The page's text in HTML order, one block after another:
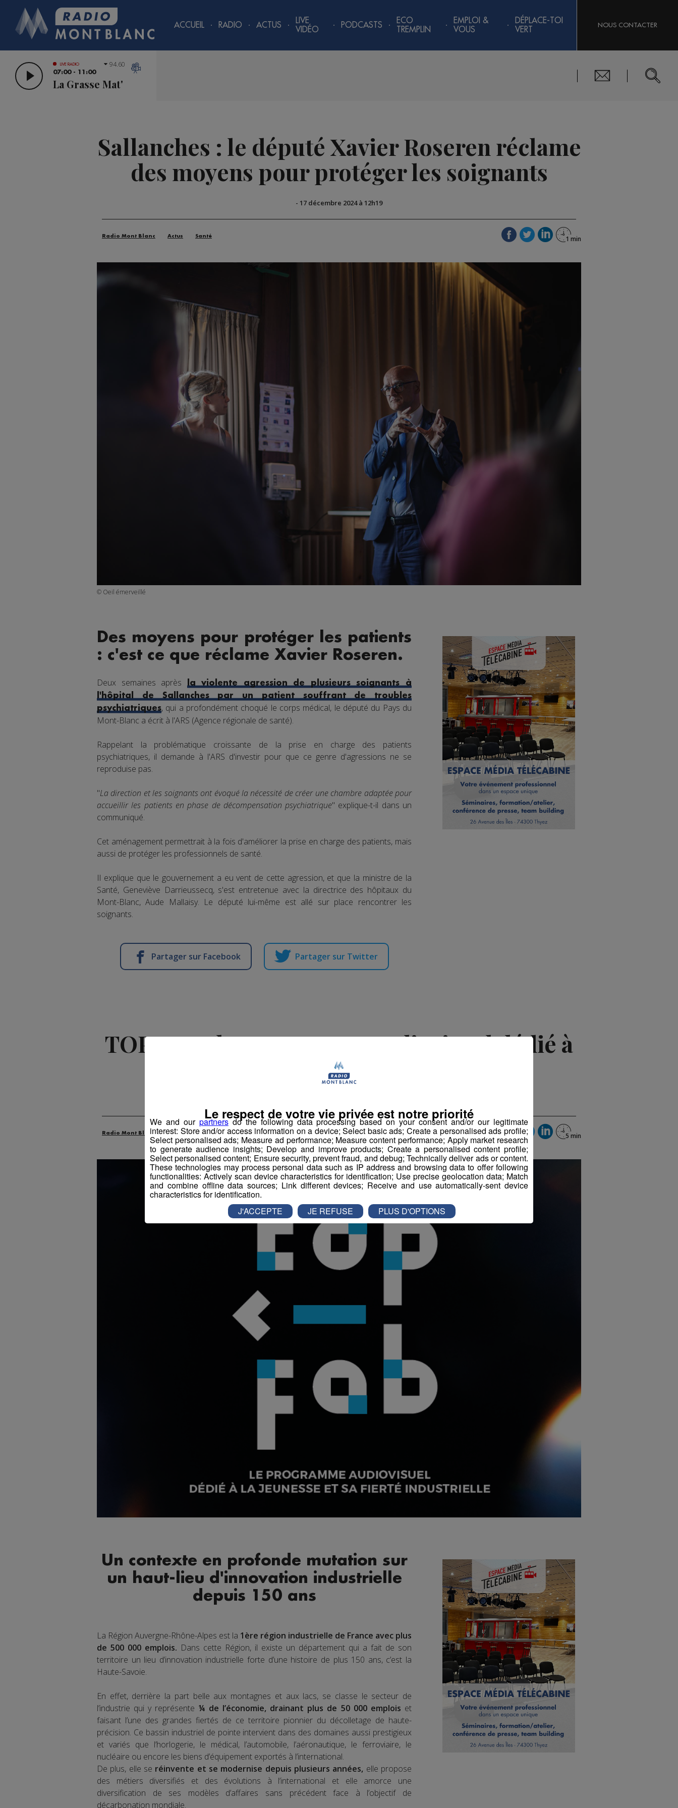
ACCUEIL RADIO ACTUS
LIVE
VIDÉO
PODCASTS
ECO
TREMPLIN
EMPLOI &
VOUS
DÉPLACE-TOI
VERT
NOUS CONTACTER
LIVE RADIO
07:00 - 11:00
La Grasse Mat'
94.60
Sallanches : le député Xavier Roseren réclame
des moyens pour protéger les soignants
- 17 décembre 2024 à 12h19
Radio Mont Blanc Actus Santé
© Oeil émerveillé
Des moyens pour protéger les patients
: c'est ce que réclame Xavier Roseren.
Deux semaines après
la violente agression de plusieurs soignants à
l'hôpital de Sallanches par un patient souffrant de troubles
psychiatriques, qui a profondément choqué le corps médical, le député du Pays du
Mont-Blanc a écrit à l'ARS (Agence régionale de santé).
Rappelant la problématique croissante de la prise en charge des patients
psychiatriques, il demande à l'ARS d'investir pour que ce genre d'agressions ne se
reproduise pas.
"La direction et les soignants ont évoqué la nécessité de créer une chambre adaptée pour
accueillir les patients en phase de décompensation psychiatrique" explique-t-il dans un
communiqué.
Cet aménagement permettrait à la fois d'améliorer la prise en charge des patients, mais
aussi de protéger les professionnels de santé.
Il explique que le gouvernement a eu vent de cette agression, et que la ministre de la
Santé, Geneviève Darrieussecq, s'est entretenue avec la directrice des hôpitaux du
Mont-Blanc, Aude Mallaisy. Le député lui-même est allé sur place rencontrer les
soignants.
Partager sur Facebook Partager sur Twitter
TOP FAB : le programme audiovisuel dédié à
la jeunesse et sa fierté industrielle
Radio Mont Blanc Actus Industrie
Un contexte en profonde mutation sur
un haut-lieu d'innovation industrielle
depuis 150 ans
La Région Auvergne-Rhône-Alpes est la 1ère région industrielle de France avec plus
de 500 000 emplois. Dans cette Région, il existe un département qui a fait de son
territoire un lieu d’innovation industrielle forte d’une histoire de plus 150 ans, c’est la
Haute-Savoie.
En effet, derrière la part belle aux montagnes et aux lacs, se classe le secteur de
l’industrie qui y représente ¼ de l’économie, drainant plus de 50 000 emplois et
faisant l’une des grandes fiertés de ce territoire pionnier du décolletage de haute-
précision. Ce bassin industriel de pointe intervient dans des domaines aussi prestigieux
et variés que l’horlogerie, le médical, l’automobile, l’aéronautique, le ferroviaire, le
nucléaire ou encore les biens d’équipement exportés à l’international.
De plus, elle se réinvente et se modernise depuis plusieurs années, elle propose
des métiers diversifiés et des évolutions à l’international et elle amorce une
diversification de ses modèles d’affaires sans précédent face à l’objectif de
décarbonation mondiale.
We and our partnersdo the following data processing based on your consent and/or our legitimate
interest: Store and/or access information on a device; Select basic ads; Create a personalised ads profile;
Select personalised ads; Measure ad performance; Measure content performance; Apply market research
to generate audience insights; Develop and improve products; Create a personalised content profile;
Select personalised content; Ensure security, prevent fraud, and debug; Technically deliver ads or content.
These technologies may process personal data such as IP address and browsing data to offer following
functionalities: Actively scan device characteristics for identification; Use precise geolocation data; Match
and combine offline data sources; Link different devices; Receive and use automatically-sent device
characteristics for identification.
Le respect de votre vie privée est notre priorité
J'ACCEPTE JE REFUSE PLUS D'OPTIONS